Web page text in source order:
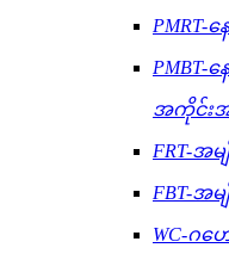
PMRT-
PMBT-
အကိုင်း
FRT-အ
FBT-အ
WC-ဂ